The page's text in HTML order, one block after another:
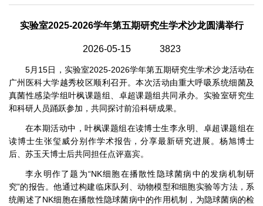
实验室2025-2026学年第五期研究生学术沙龙圆满举行
2026-05-15 3823
5月15日，实验室2025-2026学年第五期研究生学术沙龙活动在
广州医科大学越秀校区顺利召开。本次活动由重大呼吸系统细菌及
真菌性感染学组叶枫课题组、卓超课题组共同承办。实验室研究生
和科研人员踊跃参加，共同探讨前沿科研成果。
在本期活动中，叶枫课题组在读博士生李永明、卓超课题组在
读博士生张玺威分别作学术报告，分享最新研究进展。杨旭博士
后、苏玉天博士后共同担任点评嘉宾。
李永明作了题为“NK细胞在播散性隐球菌病中的发病机制研
究”的报告。他通过构建临床队列、动物模型和细胞实验等方法，系
统阐述了NK细胞在播散性隐球菌病中的作用机制，为隐球菌病的检